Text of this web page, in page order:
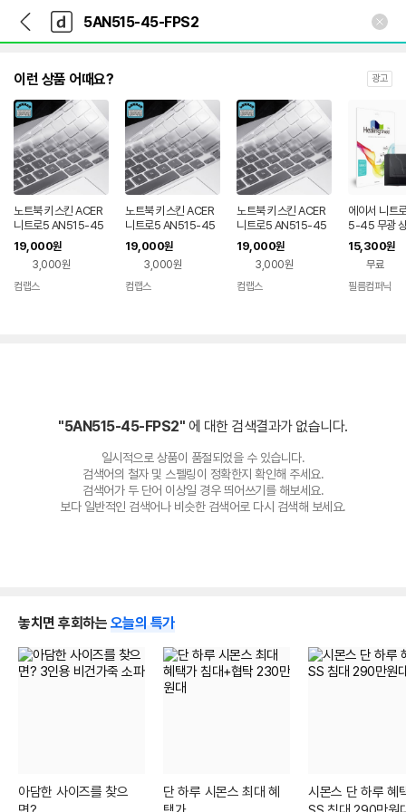
다
나
와
가
다
와
인
이런 상품 어때요? 광고
노트북 키스킨 ACER
니트로5 AN515-45
3070 키보드커버 키
보드덮개 국내생산
19,000원
3,000원
컴랩스
노트북 키스킨 ACER
니트로5 AN515-45
3050Ti MAX QHD
키보드커버 키보드덮
개 국내생산
19,000원
3,000원
컴랩스
노트북 키스킨 ACER
니트로5 AN515-45
3060 키보드커버 키
보드덮개 국내생산
19,000원
3,000원
컴랩스
에이서 니트
5-45 무광
필름 2매
15,300원
무료
필름컴퍼닉
"5AN515-45-FPS2" 에 대한 검색결과가 없습니다.
일시적으로 상품이 품절되었을 수 있습니다.
검색어의 철자 및 스펠링이 정확한지 확인해 주세요.
검색어가 두 단어 이상일 경우 띄어쓰기를 해보세요.
보다 일반적인 검색어나 비슷한 검색어로 다시 검색해 보세요.
놓치면 후회하는 오늘의 특가
아담한 사이즈를 찾으
단 하루 시몬스 최대 혜
시몬스 단 하루 혜